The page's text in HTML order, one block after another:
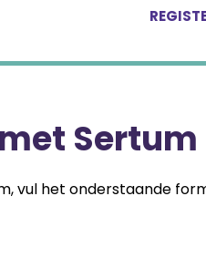
Sertum
vul het onderstaande